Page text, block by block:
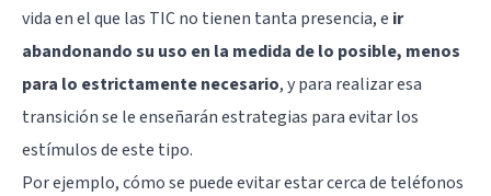
vida en el que las TIC no tienen tanta presencia, e ir
abandonando su uso en la medida de lo posible, menos
para lo estrictamente necesario, y para realizar esa
transición se le enseñarán estrategias para evitar los
estímulos de este tipo.
Por ejemplo, cómo se puede evitar estar cerca de teléfonos